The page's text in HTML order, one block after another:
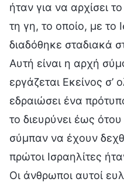
ήταν για να αρχίσει
τη γη, το οποίο, με το
διαδόθηκε σταδιακά
Αυτή είναι η αρχή
εργάζεται Εκείνος
εδραιώσει ένα
το διευρύνει έως
σύμπαν να έχουν
πρώτοι Ισραηλίτες
Οι άνθρωποι αυτοί